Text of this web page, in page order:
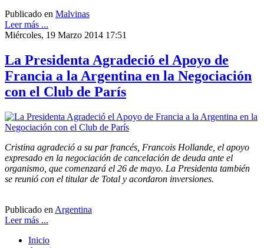
Publicado en Malvinas
Leer más ...
Miércoles, 19 Marzo 2014 17:51
La Presidenta Agradeció el Apoyo de
Francia a la Argentina en la Negociación
con el Club de París
Cristina agradeció a su par francés, Francois Hollande, el apoyo
expresado en la negociación de cancelación de deuda ante el
organismo, que comenzará el 26 de mayo. La Presidenta también
se reunió con el titular de Total y acordaron inversiones.
Publicado en Argentina
Leer más ...
Inicio